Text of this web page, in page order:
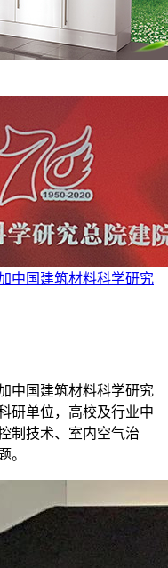
中国建筑材料科学研究
中国建筑材料科学研究
研单位，高校及行业中
制技术、室内空气治
。